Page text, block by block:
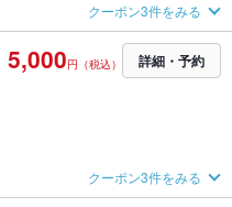
クーポン3件をみる
5,000円（税込） 詳細・予約
クーポン3件をみる